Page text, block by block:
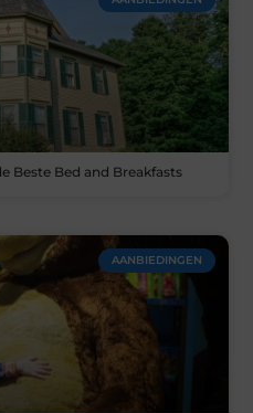
Beste Bed and Breakfasts
AANBIEDINGEN